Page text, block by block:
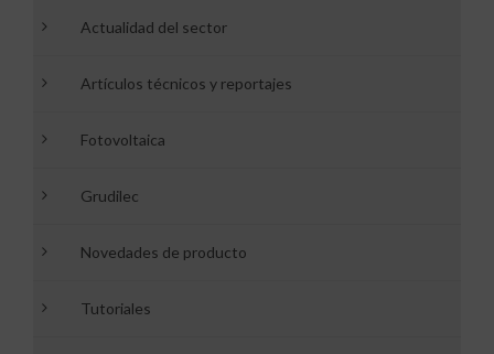
Actualidad del sector
Artículos técnicos y reportajes
Fotovoltaica
Grudilec
Novedades de producto
Tutoriales